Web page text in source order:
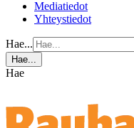
Mediatiedot
Yhteystiedot
Hae...
Hae...
Hae